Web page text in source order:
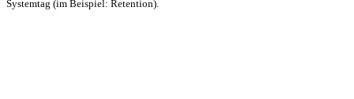
Systemtag (im Beispiel: Retention).